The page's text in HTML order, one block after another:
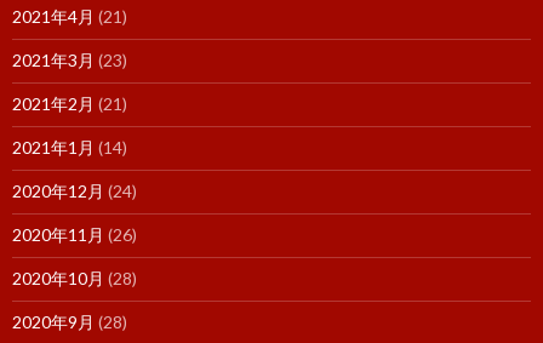
2021年4月 (21)
2021年3月 (23)
2021年2月 (21)
2021年1月 (14)
2020年12月 (24)
2020年11月 (26)
2020年10月 (28)
2020年9月 (28)